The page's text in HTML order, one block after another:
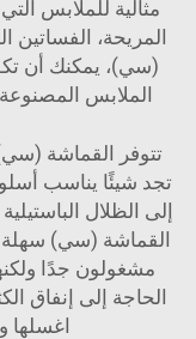
مثالية للملابس
المريحة، الفساتين
(سي)، يمكنك أن
الملابس
تتوفر القماشة
تجد شيئًا يناسب
إلى الظلال
القماشة (سي) سهلة
مشغولون جدًا
الحاجة إلى إنفاق
اغسلها